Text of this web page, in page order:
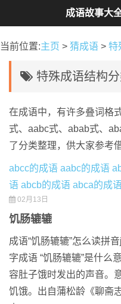
当前位置:主页 > 猜成语 > 特
特殊成语结构
在成语中，有许多叠词格
式、aabc式、abab式、
了分类整理，供大家参考
abcc的成语 aabc的成语
语 abcb的成语 abca的成
02月13日
饥肠辘辘
成语“饥肠辘辘”怎么读拼
字成语 “饥肠辘辘”是什么
容肚子饿时发出的声音。
饥饿。出自蒲松龄《聊斋
成语故事大